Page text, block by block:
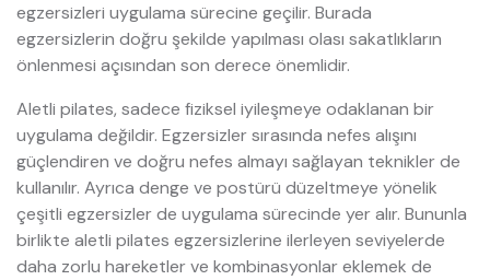
egzersizleri uygulama sürecine geçilir. Burada
egzersizlerin doğru şekilde yapılması olası sakatlıkların
önlenmesi açısından son derece önemlidir.
Aletli pilates, sadece fiziksel iyileşmeye odaklanan bir
uygulama değildir. Egzersizler sırasında nefes alışını
güçlendiren ve doğru nefes almayı sağlayan teknikler de
kullanılır. Ayrıca denge ve postürü düzeltmeye yönelik
çeşitli egzersizler de uygulama sürecinde yer alır. Bununla
birlikte aletli pilates egzersizlerine ilerleyen seviyelerde
daha zorlu hareketler ve kombinasyonlar eklemek de